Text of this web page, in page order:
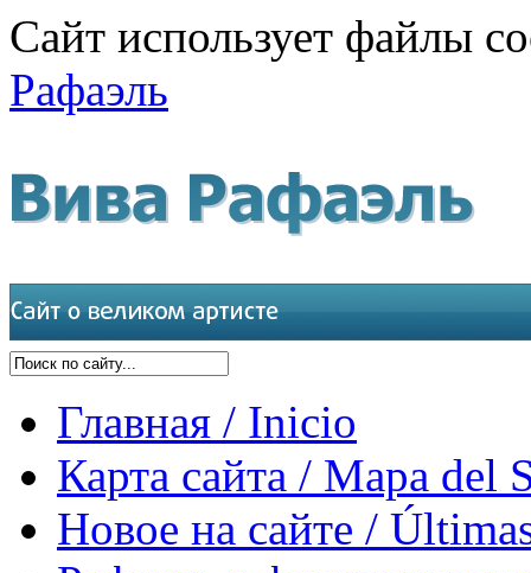
Сайт использует файлы
Рафаэль
Главная / Inicio
Карта сайта / Mapa del
Новое на сайте /